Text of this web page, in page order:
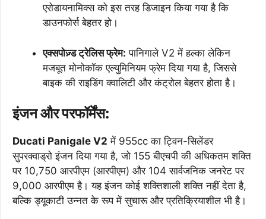
एरोडायनामिक्स को इस तरह डिजाइन किया गया है कि
डाउनफोर्स बेहतर हो।
एक्सपोज़्ड ट्रेलिस फ्रेम: पानिगाले V2 में हल्का लेकिन
मजबूत मोनोकॉक एल्युमिनियम फ्रेम दिया गया है, जिससे
बाइक की राइडिंग क्वालिटी और कंट्रोल बेहतर होता है।
इंजन और परफॉर्मेंस:
Ducati Panigale V2 में 955cc का ट्विन-सिलेंडर
सुपरक्वाड्रो इंजन दिया गया है, जो 155 बीएचपी की अधिकतम शक्ति
पर 10,750 आरपीएम (आरपीएम) और 104 सार्वजनिक जनरेट पर
9,000 आरपीएम है। यह इंजन कोई शक्तिशाली शक्ति नहीं देता है,
बल्कि ड्यूकाटी उन्नत के रूप में सुचारू और प्रतिक्रियाशील भी है।